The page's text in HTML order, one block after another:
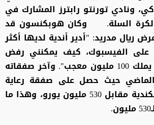
ونادي تورنتو رابترز المشارك في
لكرة السلة. وكان هوبكنسون قد
ريال مدريد: "أدير أندية لديها أكثر
الفيسبوك، كيف يمكنني رفض
عرض النادي الذي يملك 100 مليون معجب". وآخر صفقاته
حيث حصل على صفقة رعاية
لإحدى الشركات الكندية مقابل 530 مليون يورو، وهذا ما